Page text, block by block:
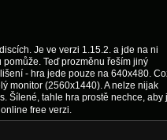
Je ve verzi 1.15.2. a jde na ni
Teď prozměnu řeším jiný
- hra jede pouze na 640x480.
monitor (2560x1440). A nelze nijak
Šílené, tahle hra prostě nechce, aby
free verzi.